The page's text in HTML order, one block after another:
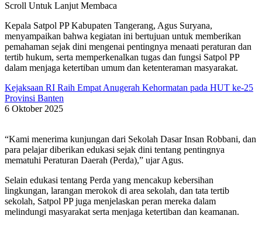
Scroll Untuk Lanjut Membaca
Kepala Satpol PP Kabupaten Tangerang, Agus Suryana,
menyampaikan bahwa kegiatan ini bertujuan untuk memberikan
pemahaman sejak dini mengenai pentingnya menaati peraturan dan
tertib hukum, serta memperkenalkan tugas dan fungsi Satpol PP
dalam menjaga ketertiban umum dan ketenteraman masyarakat.
Kejaksaan RI Raih Empat Anugerah Kehormatan pada HUT ke-25
Provinsi Banten
6 Oktober 2025
“Kami menerima kunjungan dari Sekolah Dasar Insan Robbani, dan
para pelajar diberikan edukasi sejak dini tentang pentingnya
mematuhi Peraturan Daerah (Perda),” ujar Agus.
Selain edukasi tentang Perda yang mencakup kebersihan
lingkungan, larangan merokok di area sekolah, dan tata tertib
sekolah, Satpol PP juga menjelaskan peran mereka dalam
melindungi masyarakat serta menjaga ketertiban dan keamanan.